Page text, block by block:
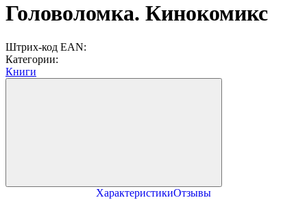
Головоломка. Кинокомикс
Штрих-код EAN:
Категории:
Книги
ХарактеристикиОтзывы